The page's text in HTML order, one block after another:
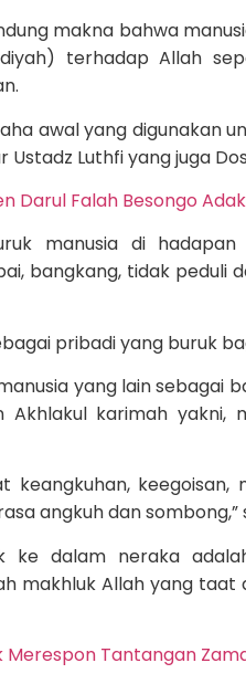
makna bahwa
terhadap Allah
awal yang digunakan
Luthfi yang juga
Darul Falah Besongo
manusia di
bangkang, tidak peduli
pribadi yang buruk
yang lain sebagai
karimah yakni,
keangkuhan,
angkuh dan sombong,”
ke dalam neraka
makhluk Allah yang
Tantangan